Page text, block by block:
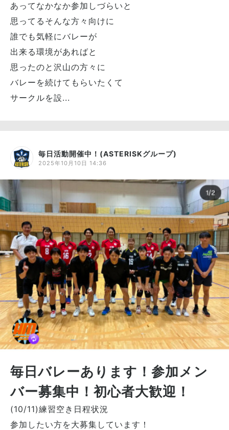
あってなかなか参加しづらいと
思ってるそんな方々向けに
誰でも気軽にバレーが
出来る環境があればと
思ったのと沢山の方々に
バレーを続けてもらいたくて
サークルを設...
毎日活動開催中！(ASTERISKグループ)
2025年10月10日 14:36
毎日バレーあります！参加メン
バー募集中！初心者大歓迎！
(10/11)練習空き日程状況
参加したい方を大募集しています！